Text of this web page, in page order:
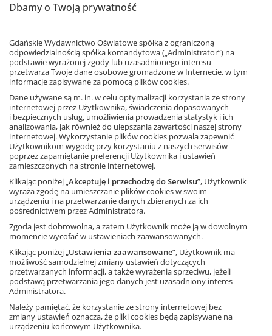
Karty pracy do matury
Romantyzm(klasa 2)
Opracowanie: Katarzyna Tomaszek
Karta pracy –plik pdf|plik doc
Klucz odpowiedzi –plik pdf
Karty pracy do form wypowiedzi
Notatka syntetyzująca(klasa 1)
Opracowanie: Artur Pruszyński
Karta pracy –plik pdf|plik doc
Odpowiedzi do karty pracy –
Rozprawka(klasa 1)
Opracowanie: Artur Pruszyński
Odpowiedzi do karty pracy –plik pdf
Dbamy o Twoją prywatność
Gdańskie Wydawnictwo Oświatowe spółka z ograniczoną
odpowiedzialnością spółka komandytowa („Administrator”) na
podstawie wyrażonej zgody lub uzasadnionego interesu
przetwarza Twoje dane osobowe gromadzone w Internecie, w tym
informacje zapisywane za pomocą plików cookies.
Dane używane są m. in. w celu optymalizacji korzystania ze strony
internetowej przez Użytkownika, świadczenia dopasowanych
i bezpiecznych usług, umożliwienia prowadzenia statystyk i ich
analizowania, jak również do ulepszania zawartości naszej strony
internetowej. Wykorzystanie plików cookies pozwala zapewnić
Użytkownikom wygodę przy korzystaniu z naszych serwisów
poprzez zapamiętanie preferencji Użytkownika i ustawień
zamieszczonych na stronie internetowej.
Klikając poniżej „Akceptuję i przechodzę do Serwisu”, Użytkownik
wyraża zgodę na umieszczanie plików cookies w swoim
urządzeniu i na przetwarzanie danych zbieranych za ich
pośrednictwem przez Administratora.
Zgoda jest dobrowolna, a zatem Użytkownik może ją w dowolnym
momencie wycofać w ustawieniach zaawansowanych.
Klikając poniżej „Ustawienia zaawansowane”, Użytkownik ma
możliwość samodzielnej zmiany ustawień dotyczących
przetwarzanych informacji, a także wyrażenia sprzeciwu, jeżeli
podstawą przetwarzania jego danych jest uzasadniony interes
Administratora.
Należy pamiętać, że korzystanie ze strony internetowej bez
zmiany ustawień oznacza, że pliki cookies będą zapisywane na
urządzeniu końcowym Użytkownika.